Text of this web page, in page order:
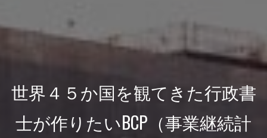
世界４５か国を観てきた行政書
士が作りたいBCP（事業継続計